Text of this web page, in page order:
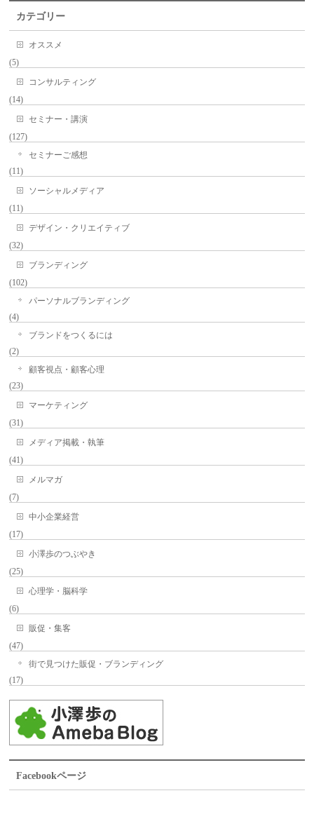
カテゴリー
オススメ
(5)
コンサルティング
(14)
セミナー・講演
(127)
セミナーご感想
(11)
ソーシャルメディア
(11)
デザイン・クリエイティブ
(32)
ブランディング
(102)
パーソナルブランディング
(4)
ブランドをつくるには
(2)
顧客視点・顧客心理
(23)
マーケティング
(31)
メディア掲載・執筆
(41)
メルマガ
(7)
中小企業経営
(17)
小澤歩のつぶやき
(25)
心理学・脳科学
(6)
販促・集客
(47)
街で見つけた販促・ブランディング
(17)
Facebookページ